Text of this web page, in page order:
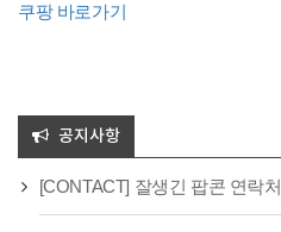
쿠팡 바로가기
공지사항
[CONTACT] 잘생긴 팝콘 연락처